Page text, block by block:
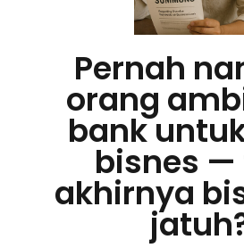
Pernah
orang
bank
bisnes —
akhirnya